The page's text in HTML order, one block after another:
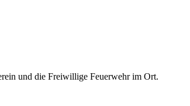
und die Freiwillige Feuerwehr im Ort.